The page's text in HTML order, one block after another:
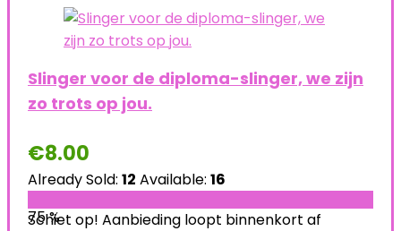
Slinger voor de diploma-slinger, we zijn
zo trots op jou.
€8.00
Already Sold: 12 Available: 16
75 %
Schiet op! Aanbieding loopt binnenkort af